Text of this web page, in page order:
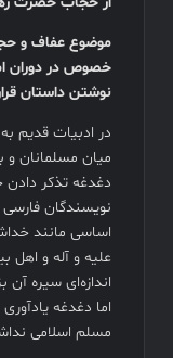
موضوع عفاف و
خصوص در دوران
نوشتن داستان
در ادبیات قدیم
میان مسلمانان
دغدغه تذکر
نویسندگان
اساسی مانند
علیه و آله و اهل
اندازه‌ای سیره
اما دغدغه
مسلم اسلامی